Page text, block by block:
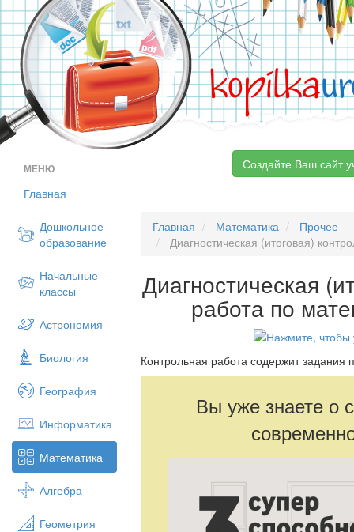
kopilka
МЕНЮ
Главная
Дошкольное
образование
Начальные
классы
Астрономия
Биология
География
Информатика
Математика
Алгебра
Геометрия
Создайте Ваш сайт
Главная Математика
Прочее
Диагностическая (итоговая)
Диагностическая
работа по
Контрольная работа содержит задания
Вы уже знаете о